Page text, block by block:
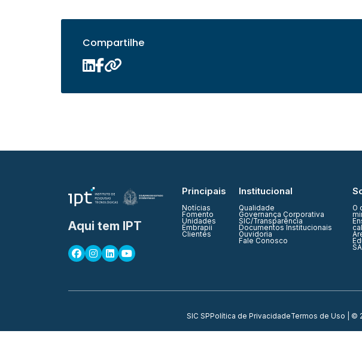
Compartilhe
Aqui tem IPT
Principais
Notícias
Fomento
Unidades
Embrapii
Clientes
Institucional
Qualidade
Governança Corporativa
SIC/Transparência
Documentos Institucionais
Ouvidoria
Fale Conosco
O
SIC SPPolítica de PrivacidadeTermos de Uso | ©